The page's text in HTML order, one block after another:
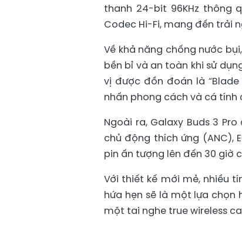
thanh 24-bit 96KHz thông
Codec Hi-Fi, mang đến trải
Về khả năng chống nước
bền bỉ và an toàn khi sử
vị được đồn đoán là
nhấn phong cách và cá tính
Ngoài ra, Galaxy Buds 3
chủ động thích ứng (ANC),
pin ấn tượng lên đến 30 giờ
Với thiết kế mới mẻ, nhiều
hứa hẹn sẽ là một lựa
một tai nghe true wireless